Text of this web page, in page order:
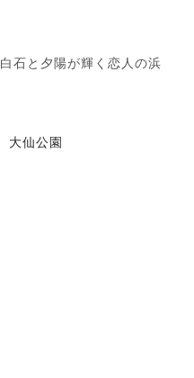
白石と夕陽が輝く恋人の浜
大仙公園